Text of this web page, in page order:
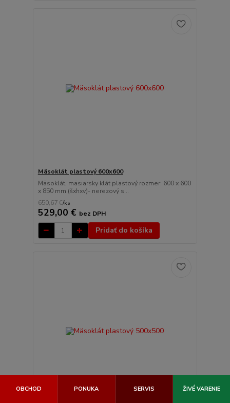
Mäsoklát plastový 600x600
Mäsoklát, mäsiarsky klát plastový rozmer: 600 x 600
x 850 mm (šxhxv)- nerezový s...
650,67 €/ks
529,00 € bez DPH
Pridať do košíka
OBCHOD PONUKA SERVIS ŽIVÉ VARENIE